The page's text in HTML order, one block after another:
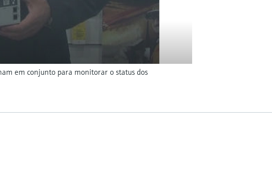
em conjunto para monitorar o status dos